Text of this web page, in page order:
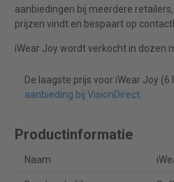
aanbiedingen bij meerdere
prijzen vindt en bespaart op
iWear Joy wordt verkocht in dozen
De laagste prijs voor iWear Joy (6
aanbieding bij VisionDirect.
Productinformatie
Naam